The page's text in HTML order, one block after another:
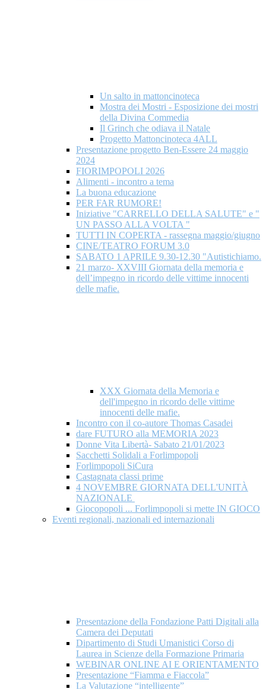
Un salto in mattoncinoteca
Mostra dei Mostri - Esposizione dei mostri
della Divina Commedia
Il Grinch che odiava il Natale
Progetto Mattoncinoteca 4ALL
Presentazione progetto Ben-Essere 24 maggio
2024
FIORIMPOPOLI 2026
Alimenti - incontro a tema
La buona educazione
PER FAR RUMORE!
Iniziative "CARRELLO DELLA SALUTE" e "
UN PASSO ALLA VOLTA "
TUTTI IN COPERTA - rassegna maggio/giugno
CINE/TEATRO FORUM 3.0
SABATO 1 APRILE 9.30-12.30 "Autistichiamo.
21 marzo- XXVIII Giornata della memoria e
dell’impegno in ricordo delle vittime innocenti
delle mafie.
XXX Giornata della Memoria e
dell'impegno in ricordo delle vittime
innocenti delle mafie.
Incontro con il co-autore Thomas Casadei
dare FUTURO alla MEMORIA 2023
Donne Vita Libertà- Sabato 21/01/2023
Sacchetti Solidali a Forlimpopoli
Forlimpopoli SiCura
Castagnata classi prime
4 NOVEMBRE GIORNATA DELL'UNITÀ
NAZIONALE
Giocopopoli ... Forlimpopoli si mette IN GIOCO
Eventi regionali, nazionali ed internazionali
Presentazione della Fondazione Patti Digitali alla
Camera dei Deputati
Dipartimento di Studi Umanistici Corso di
Laurea in Scienze della Formazione Primaria
WEBINAR ONLINE AI E ORIENTAMENTO
Presentazione “Fiamma e Fiaccola”
La Valutazione “intelligente”